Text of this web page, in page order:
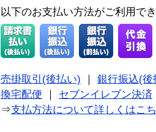
以下のお支払い方法がご利用で
売掛取引(後払い)
銀行振込(後
換宅配便
セブンイレブン決済
⇒支払方法について詳しくはこ